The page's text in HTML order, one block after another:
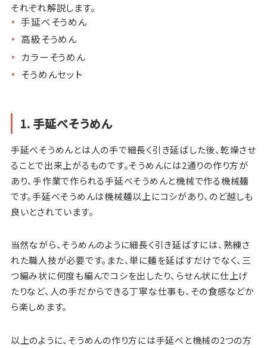
それぞれ解説します。
手延べそうめん
高級そうめん
カラーそうめん
そうめんセット
1. 手延べそうめん
手延べそうめんとは人の手で細長く引き延ばした後、乾燥させ
ることで出来上がるものです。そうめんには2通りの作り方が
あり、手作業で作られる手延べそうめんと機械で作る機械麺
です。手延べそうめんは機械麺以上にコシがあり、のど越しも
良いとされています。
当然ながら、そうめんのように細長く引き延ばすには、熟練さ
れた職人技が必要です。また、単に麺を延ばすだけでなく、三
つ編み状に何度も編んでコシを出したり、らせん状に仕上げ
たりなど、人の手だからできる丁寧な仕事も、その食感などか
ら楽しめます。
以上のように、そうめんの作り方には手延べと機械の2つの方